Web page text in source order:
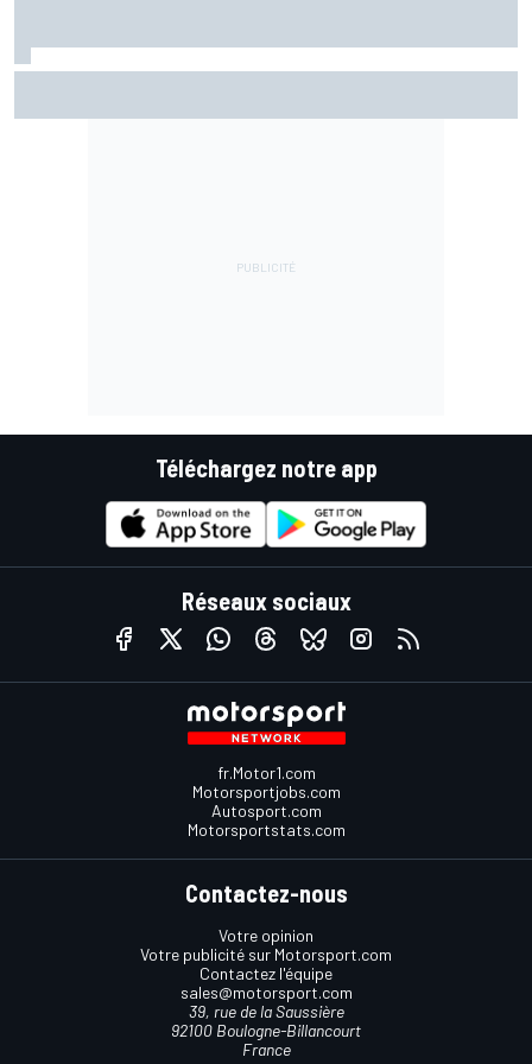
Téléchargez notre app
Réseaux sociaux
fr.Motor1.com
Motorsportjobs.com
Autosport.com
Motorsportstats.com
Contactez-nous
Votre opinion
Votre publicité sur Motorsport.com
Contactez l'équipe
sales@motorsport.com
39, rue de la Saussière
92100 Boulogne-Billancourt
France